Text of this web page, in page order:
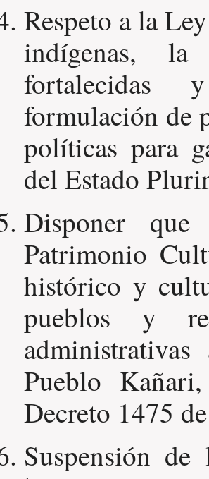
Respeto a la
indígenas,
fortalecidas
formulación de
políticas para
del Estado
Disponer
Patrimonio
histórico y
pueblos y
Pueblo
Decreto 1475
Suspensión